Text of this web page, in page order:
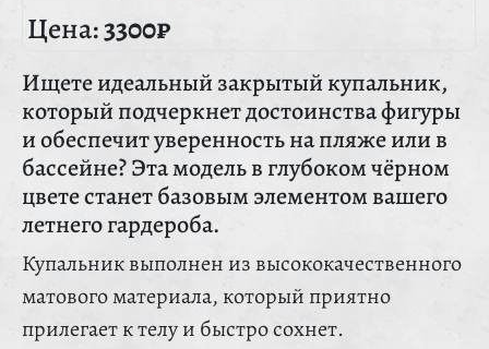
Цена:3300₽
Ищете идеальный закрытый купальник,
который подчеркнет достоинства фигуры
и обеспечит уверенность на пляже или в
бассейне? Эта модель в глубоком чёрном
цвете станет базовым элементом вашего
летнего гардероба.
Купальник выполнен из высококачественного
матового материала, который приятно
прилегает к телу и быстро сохнет.